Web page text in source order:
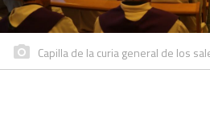
Capilla de la curia general de los